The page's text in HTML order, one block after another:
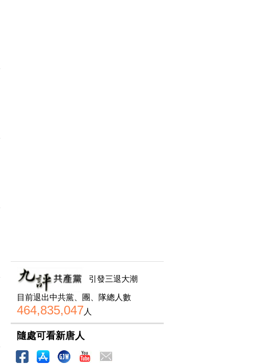
引發三退大潮
目前退出中共黨、團、隊總人數
464,835,047人
隨處可看新唐人